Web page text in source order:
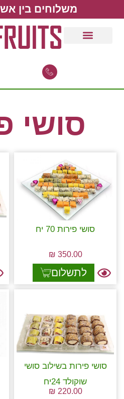
משלוחים בין
סושי
סושי פירות 70 יח
350.00
₪
לתשלום
סושי פירות בשילוב סושי
שוקולד 24יח
220.00
₪